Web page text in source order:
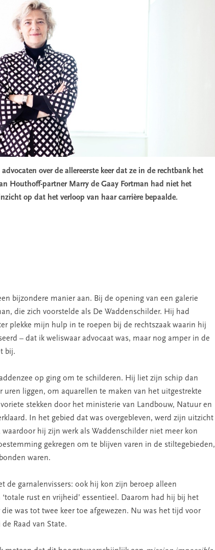
advocaten over de allereerste keer dat ze in de rechtbank het
Houthoff-partner Marry de Gaay Fortman had niet het
op dat het verloop van haar carrière bepaalde.
bijzondere manier aan. Bij de opening van een galerie
die zich voorstelde als De Waddenschilder. Hij had
plekke mijn hulp in te roepen bij de rechtszaak waarin hij
– dat ik weliswaar advocaat was, maar nog amper in de
bij.
op ging om te schilderen. Hij liet zijn schip dan
uren liggen, om aquarellen te maken van het uitgestrekte
stekken door het ministerie van Landbouw, Natuur en
In het gebied dat was overgebleven, werd zijn uitzicht
hij zijn werk als Waddenschilder niet meer kon
gekregen om te blijven varen in de stiltegebieden,
waren.
de garnalenvissers: ook hij kon zijn beroep alleen
rust en vrijheid’ essentieel. Daarom had hij bij het
was tot twee keer toe afgewezen. Nu was het tijd voor
Raad van State.